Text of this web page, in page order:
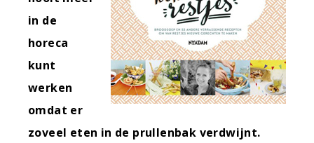
in de
horeca
kunt
werken
omdat er
zoveel eten in de prullenbak verdwijnt.